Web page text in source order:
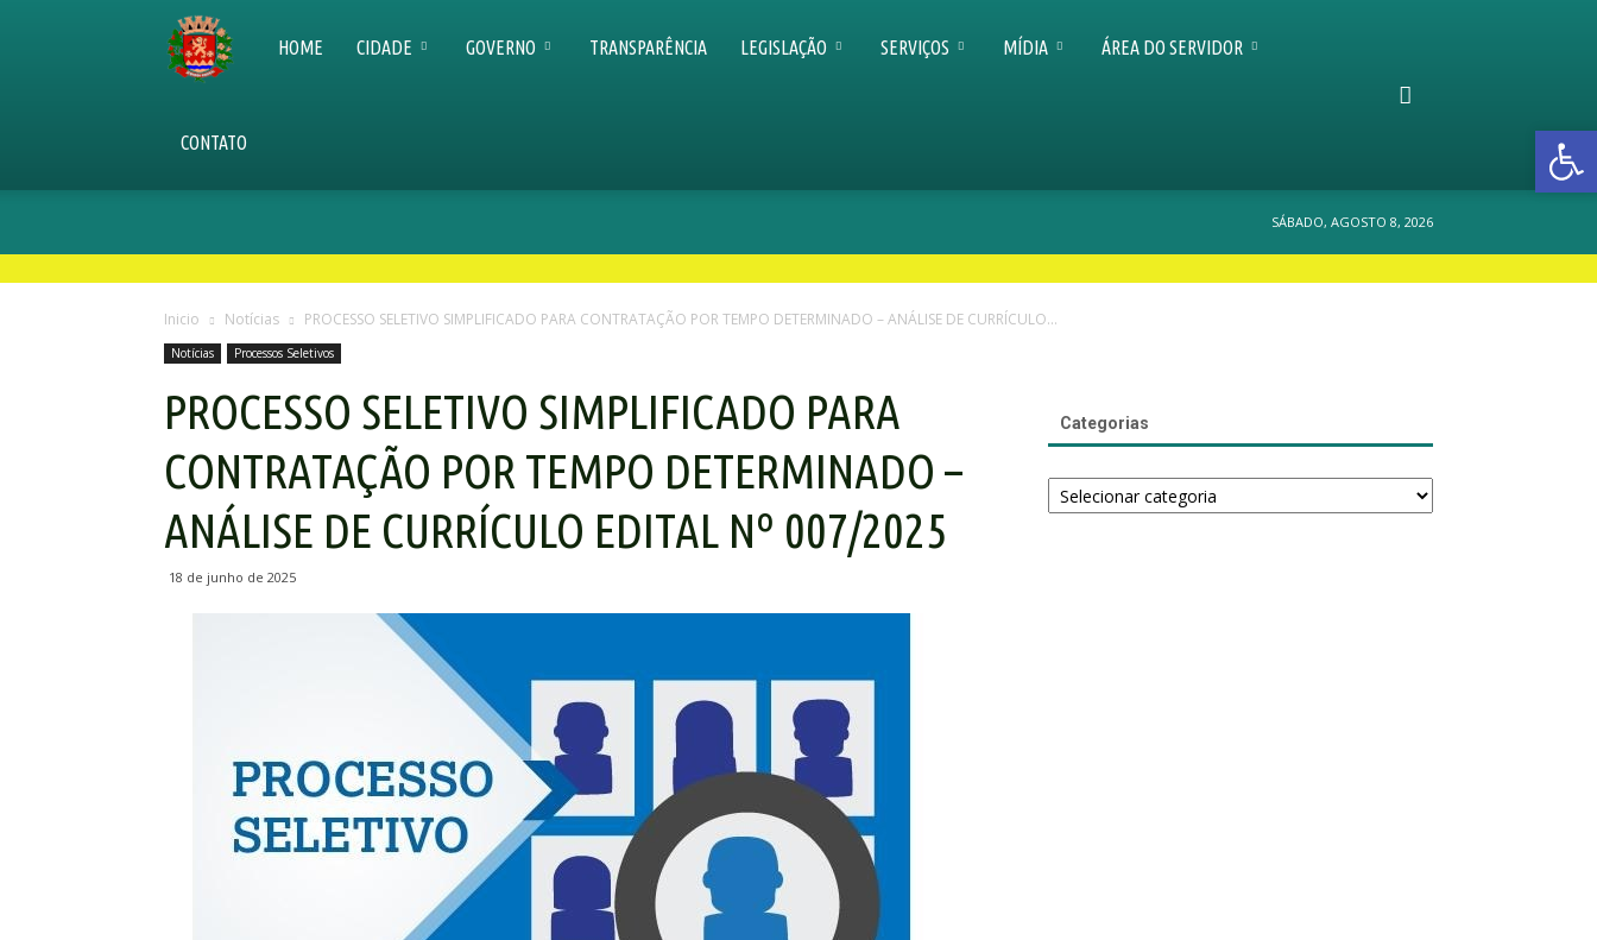
Prefeitura
Senador
Amaral
HOME CIDADE GOVERNO TRANSPARÊNCIA LEGISLAÇÃO SERVIÇOS MÍDIA ÁREA DO SERVIDOR
CONTATO
SÁBADO, AGOSTO 8, 2026
Inicio Notícias PROCESSO SELETIVO SIMPLIFICADO PARA CONTRATAÇÃO POR TEMPO DETERMINADO – ANÁLISE DE CURRÍCULO...
Notícias Processos Seletivos
PROCESSO SELETIVO SIMPLIFICADO PARA
CONTRATAÇÃO POR TEMPO DETERMINADO –
ANÁLISE DE CURRÍCULO EDITAL Nº 007/2025
18 de junho de 2025
Categorias
Categorias